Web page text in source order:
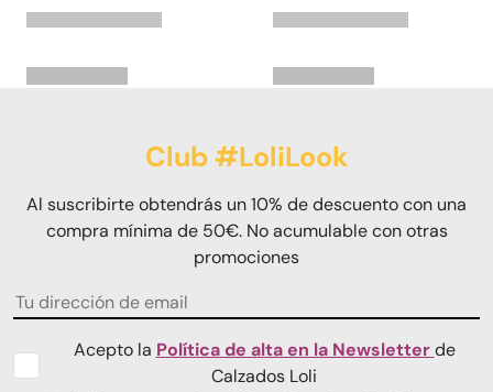
Club #LoliLook
Al suscribirte obtendrás un 10% de descuento con una
compra mínima de 50€. No acumulable con otras
promociones
Acepto la Política de alta en la Newsletterde
Calzados Loli